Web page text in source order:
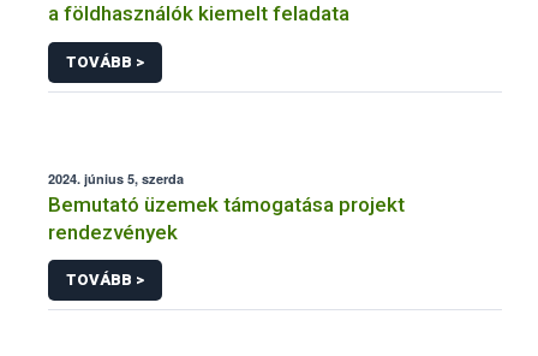
a földhasználók kiemelt feladata
TOVÁBB >
2024. június 5, szerda
Bemutató üzemek támogatása projekt
rendezvények
TOVÁBB >